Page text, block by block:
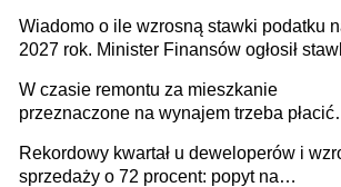
Wiadomo o ile wzrosną stawki podatku
2027 rok. Minister Finansów ogłosił
W czasie remontu za mieszkanie
przeznaczone na wynajem trzeba płacić
realizuje w nim potrzeb mieszkaniowych
Rekordowy kwartał u deweloperów i
sprzedaży o 72 procent: popyt na